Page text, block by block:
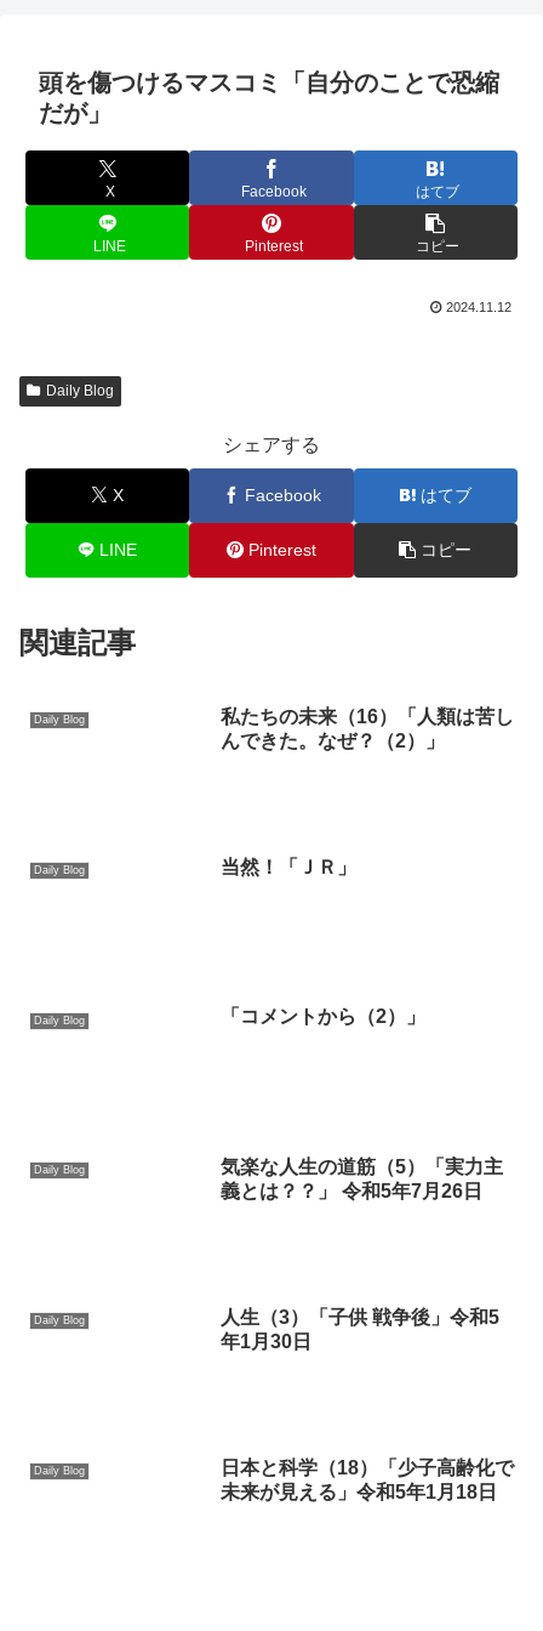
頭を傷つけるマスコミ「自分のことで恐縮
だが」
X Facebook はてブ
LINE Pinterest コピー
2024.11.12
Daily Blog
シェアする
X Facebook はてブ
LINE Pinterest コピー
関連記事
Daily Blog
私たちの未来（16）「人類は苦し
んできた。なぜ？（2）」
Daily Blog 当然！「ＪＲ」
Daily Blog 「コメントから（2）」
Daily Blog
気楽な人生の道筋（5）「実力主
義とは？？」 令和5年7月26日
Daily Blog
人生（3）「子供 戦争後」令和5
年1月30日
Daily Blog
日本と科学（18）「少子高齢化で
未来が見える」令和5年1月18日